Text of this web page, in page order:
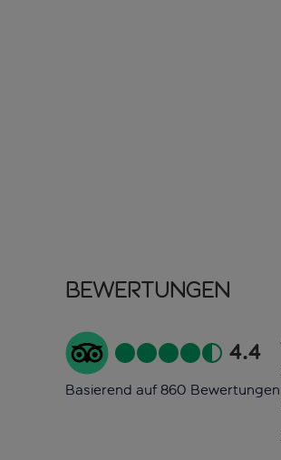
Bewertungen
4.4
Basierend auf 860 Bewertungen